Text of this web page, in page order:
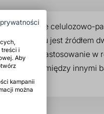
w przemyśle celulozowo-
sodu jest
również zastosowanie
między innymi
i
Aby
kampanii
można